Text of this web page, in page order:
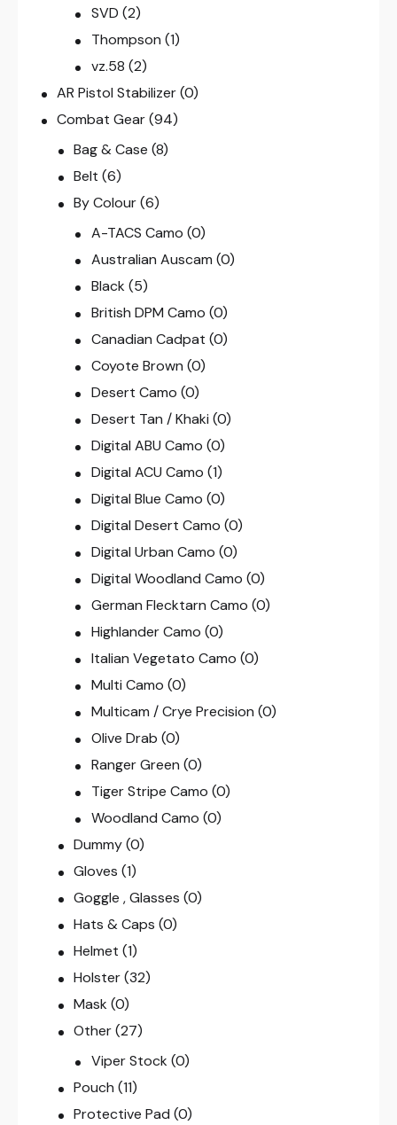
SVD (2)
Thompson (1)
vz.58 (2)
AR Pistol Stabilizer(0)
Combat Gear(94)
Bag & Case (8)
Belt (6)
By Colour (6)
A-TACS Camo (0)
Australian Auscam (0)
Black (5)
British DPM Camo (0)
Canadian Cadpat (0)
Coyote Brown (0)
Desert Camo (0)
Desert Tan / Khaki (0)
Digital ABU Camo (0)
Digital ACU Camo (1)
Digital Blue Camo (0)
Digital Desert Camo (0)
Digital Urban Camo (0)
Digital Woodland Camo (0)
German Flecktarn Camo (0)
Highlander Camo (0)
Italian Vegetato Camo (0)
Multi Camo (0)
Multicam / Crye Precision (0)
Olive Drab (0)
Ranger Green (0)
Tiger Stripe Camo (0)
Woodland Camo (0)
Dummy (0)
Gloves (1)
Goggle , Glasses (0)
Hats & Caps (0)
Helmet (1)
Holster (32)
Mask (0)
Other (27)
Viper Stock (0)
Pouch (11)
Protective Pad (0)